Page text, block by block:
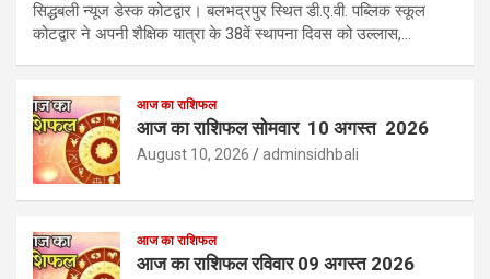
सिद्धबली न्यूज डेस्क कोटद्वार। बलभद्रपुर स्थित डी.ए.वी. पब्लिक स्कूल
कोटद्वार ने अपनी शैक्षिक यात्रा के 38वें स्थापना दिवस को उल्लास,…
आज का राशिफल
आज का राशिफल सोमवार 10 अगस्त 2026
August 10, 2026 adminsidhbali
आज का राशिफल
आज का राशिफल रविवार 09 अगस्त 2026